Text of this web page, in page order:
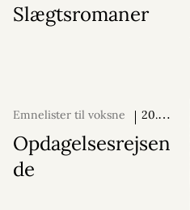
juni 2026
Slægtsromaner
Emnelister til voksne
20.
maj 2026
Opdagelsesrejsen
de